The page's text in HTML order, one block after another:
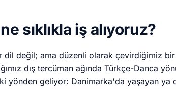
sıklıkla iş alıyoruz?
dil değil; ama düzenli olarak çevirdiğimiz
dış tercüman ağında Türkçe-Danca
yönden geliyor: Danimarka'da yaşayan ya